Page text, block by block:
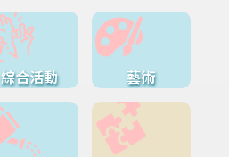
綜合活動 藝術